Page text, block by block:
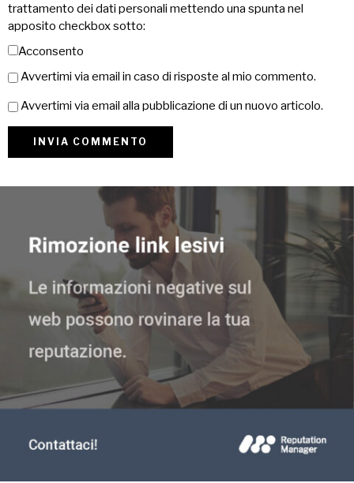
trattamento dei dati personali mettendo una spunta nel
apposito checkbox sotto:
Acconsento
Avvertimi via email in caso di risposte al mio commento.
Avvertimi via email alla pubblicazione di un nuovo articolo.